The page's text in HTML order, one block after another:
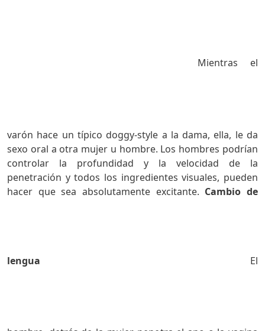
Mientras el
varón hace un típico doggy-style a la dama, ella, le da
sexo oral a otra mujer u hombre. Los hombres podrían
controlar la profundidad y la velocidad de la
penetración y todos los ingredientes visuales, pueden
hacer que sea absolutamente excitante. Cambio de
lengua El